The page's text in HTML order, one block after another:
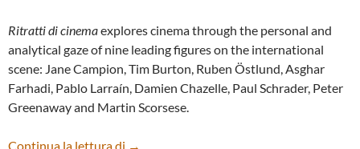
Ritratti di cinemaexplores cinema through the personal and
analytical gaze of nine leading figures on the international
scene: Jane Campion, Tim Burton, Ruben Östlund, Asghar
Farhadi, Pablo Larraín, Damien Chazelle, Paul Schrader, Peter
Greenaway and Martin Scorsese.
Continua la lettura di “RITRATTI DI CINEMA” BY PAOLO
→